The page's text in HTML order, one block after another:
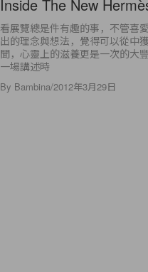
Inside The New
看展覽總是件有趣的事，不管喜
出的理念與想法，覺得可以從中
聞，心靈上的滋養更是一次的大
一場講述時
By Bambina/2012年3月29日